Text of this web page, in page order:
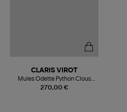
270,00 €
CLARIS VIROT
Mules Odette Python Clous
Noir Argenté